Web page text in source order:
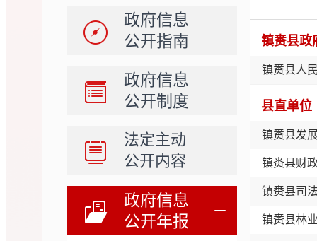
政府信息
公开指南
政府信息
公开制度
法定主动
公开内容
政府信息
公开年报
镇赉县政
镇赉县人
县直单位
镇赉县发
镇赉县财
镇赉县司
镇赉县林